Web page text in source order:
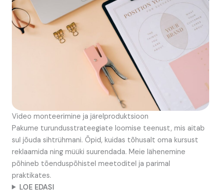
Video monteerimine ja järelproduktsioon
Pakume turundusstrateegiate loomise teenust, mis aitab
sul jõuda sihtrühmani. Õpid, kuidas tõhusalt oma kursust
reklaamida ning müüki suurendada. Meie lähenemine
põhineb tõenduspõhistel meetoditel ja parimal
praktikates.
LOE EDASI